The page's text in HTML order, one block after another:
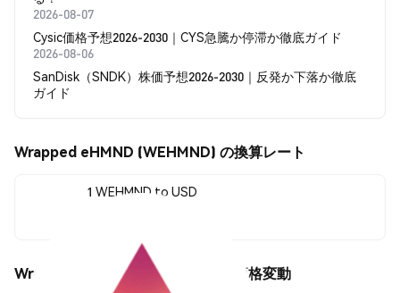
2026-08-07
Cysic価格予想2026-2030｜CYS急騰か停滞か徹底ガイド
2026-08-06
SanDisk（SNDK）株価予想2026-2030｜反発か下落か徹底
ガイド
Wrapped eHMND (WEHMND) の換算レート
1 WEHMND to USD
Wrapped eHMND (WEHMND) の価格変動